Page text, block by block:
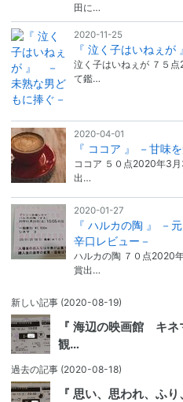
田に…
2020-11-25
『 泣く子はいねぇが
泣く子はいねぇが ７５
て鑑…
2020-04-01
『 ココア 』 －甘味
ココア ５０点2020年3
出…
2020-01-27
『 ハルカの陶 』 －
辛口レビュー－
ハルカの陶 ７０点2020
賞出…
新しい記事 (2020-08-19)
『 海辺の映画館 キ
観…
過去の記事 (2020-08-18)
『 思い、思われ、ふ